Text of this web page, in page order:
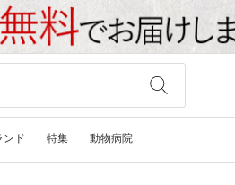
ンド 特集 動物病院